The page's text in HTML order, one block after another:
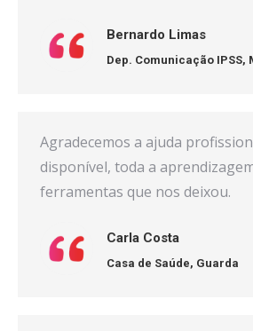
Bernardo Limas
Dep. Comunicação IPSS,
Agradecemos a ajuda
disponível, toda a
ferramentas que nos deixou.
Carla Costa
Casa de Saúde, Guarda